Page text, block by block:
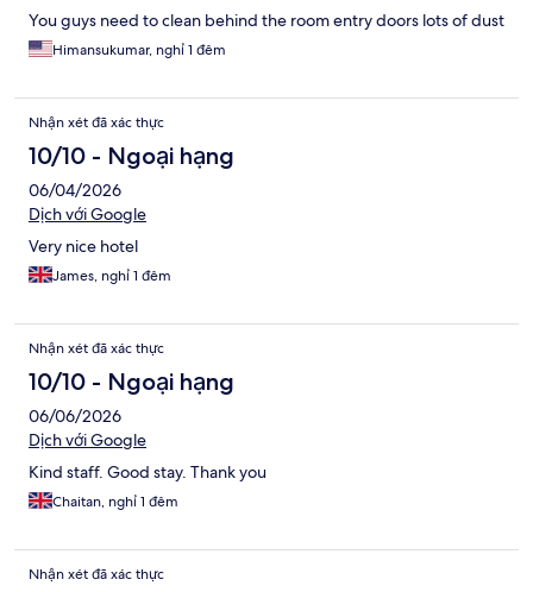
You guys need to clean behind the room entry doors lots of dust
Himansukumar, nghỉ 1 đêm
Nhận xét đã xác thực
10/10 - Ngoại hạng
06/04/2026
Dịch với Google
Very nice hotel
James, nghỉ 1 đêm
Nhận xét đã xác thực
10/10 - Ngoại hạng
06/06/2026
Dịch với Google
Kind staff. Good stay. Thank you
Chaitan, nghỉ 1 đêm
Nhận xét đã xác thực